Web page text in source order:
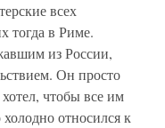
всех
тогда в Риме.
из России,
Он просто
чтобы все им
относился к